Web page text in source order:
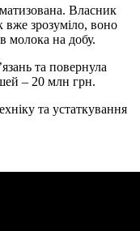
Власник
вже зрозуміло, воно
молока на добу.
та повернула
– 20 млн грн.
та устаткування